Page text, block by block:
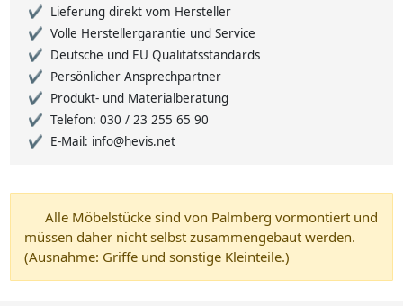
Lieferung direkt vom Hersteller
Volle Herstellergarantie und Service
Deutsche und EU Qualitätsstandards
Persönlicher Ansprechpartner
Produkt- und Materialberatung
Telefon: 030 / 23 255 65 90
E-Mail: info@hevis.net
Alle Möbelstücke sind von Palmberg vormontiert und
müssen daher nicht selbst zusammengebaut werden.
(Ausnahme: Griffe und sonstige Kleinteile.)